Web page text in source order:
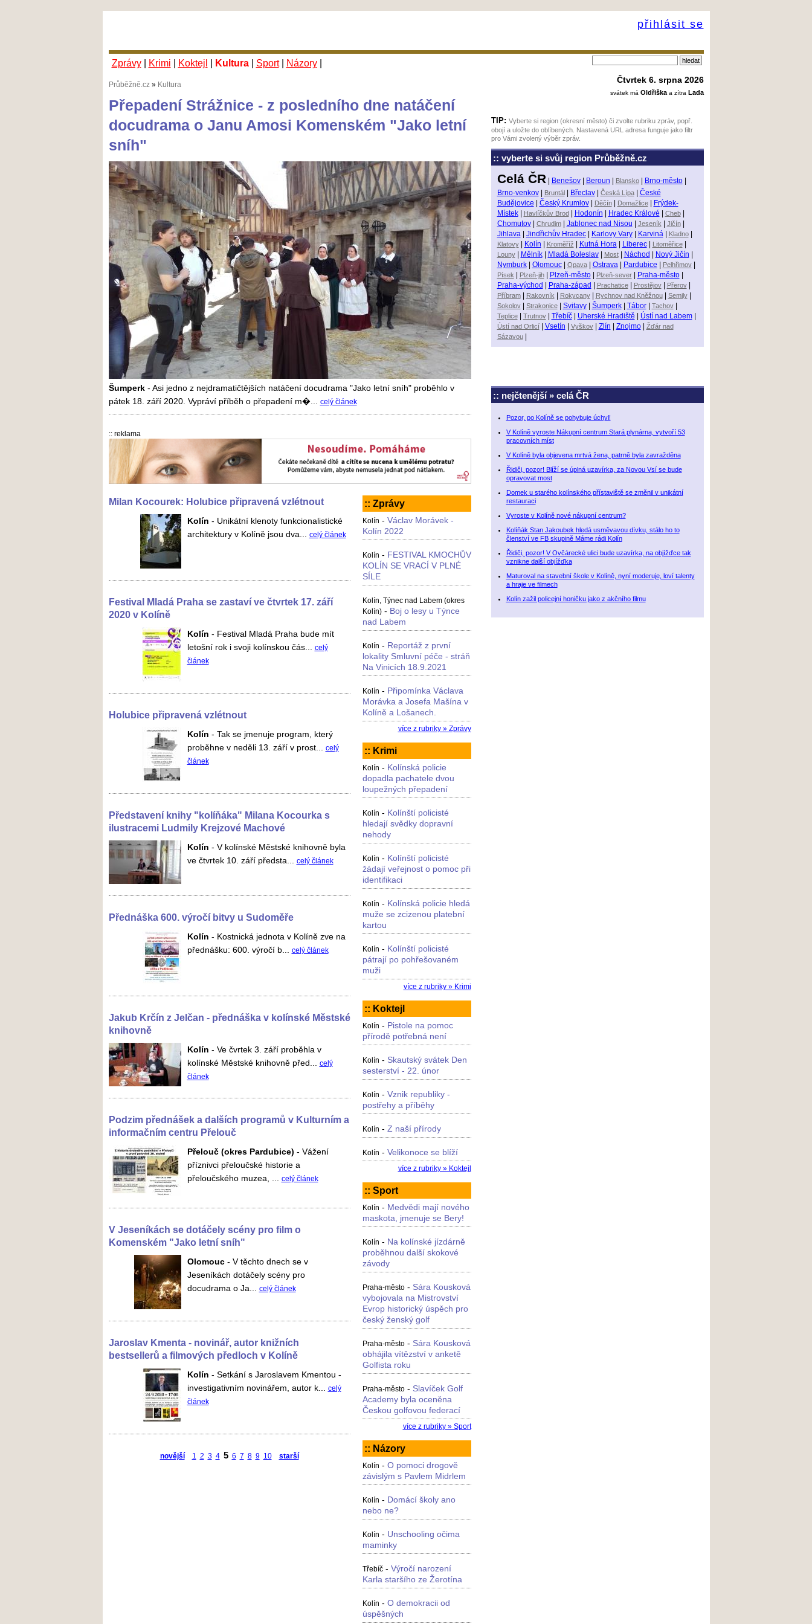
přihlásit se
Zprávy| Krimi | Koktejl | Kultura| Sport| Názory|
Průběžně.cz» Kultura
Přepadení Strážnice - z posledního dne natáčení
docudrama o Janu Amosi Komenském "Jako letní
sníh"
Šumperk - Asi jedno z nejdramatičtějších natáčení docudrama "Jako letní sníh" proběhlo v
pátek 18. září 2020. Vypráví příběh o přepadení m�... celý článek
:: reklama
Milan Kocourek: Holubice připravená vzlétnout
Kolín - Unikátní klenoty funkcionalistické
architektury v Kolíně jsou dva... celý článek
Festival Mladá Praha se zastaví ve čtvrtek 17. září
2020 v Kolíně
Kolín - Festival Mladá Praha bude mít
letošní rok i svoji kolínskou čás... celý
článek
Holubice připravená vzlétnout
Kolín - Tak se jmenuje program, který
proběhne v neděli 13. září v prost... celý
článek
Představení knihy "kolíňáka" Milana Kocourka s
ilustracemi Ludmily Krejzové Machové
Kolín - V kolínské Městské knihovně byla
ve čtvrtek 10. září předsta... celý článek
Přednáška 600. výročí bitvy u Sudoměře
Kolín - Kostnická jednota v Kolíně zve na
přednášku: 600. výročí b... celý článek
Jakub Krčín z Jelčan - přednáška v kolínské Městské
knihovně
Kolín - Ve čvrtek 3. září proběhla v
kolínské Městské knihovně před... celý
článek
Podzim přednášek a dalších programů v Kulturním a
informačním centru Přelouč
Přelouč (okres Pardubice) - Vážení
příznivci přeloučské historie a
přeloučského muzea, ... celý článek
V Jeseníkách se dotáčely scény pro film o
Komenském "Jako letní sníh"
Olomouc - V těchto dnech se v
Jeseníkách dotáčely scény pro
docudrama o Ja... celý článek
Jaroslav Kmenta - novinář, autor knižních
bestsellerů a filmových předloch v Kolíně
Kolín - Setkání s Jaroslavem Kmentou -
investigativním novinářem, autor k... celý
článek
novější 1 2 3 4 5 6 7 8 9 10 starší
:: Zprávy
Kolín - Václav Morávek -
Kolín 2022
Kolín - FESTIVAL KMOCHŮV
KOLÍN SE VRACÍ V PLNÉ
SÍLE
Kolín, Týnec nad Labem (okres
Kolín) - Boj o lesy u Týnce
nad Labem
Kolín - Reportáž z první
lokality Smluvní péče - stráň
Na Vinicích 18.9.2021
Kolín - Připomínka Václava
Morávka a Josefa Mašína v
Kolíně a Lošanech.
více z rubriky » Zprávy
:: Krimi
Kolín - Kolínská policie
dopadla pachatele dvou
loupežných přepadení
Kolín - Kolínští policisté
hledají svědky dopravní
nehody
Kolín - Kolínští policisté
žádají veřejnost o pomoc při
identifikaci
Kolín - Kolínská policie hledá
muže se zcizenou platební
kartou
Kolín - Kolínští policisté
pátrají po pohřešovaném
muži
více z rubriky » Krimi
:: Koktejl
Kolín - Pistole na pomoc
přírodě potřebná není
Kolín - Skautský svátek Den
sesterství - 22. únor
Kolín - Vznik republiky -
postřehy a příběhy
Kolín - Z naší přírody
Kolín - Velikonoce se blíží
více z rubriky » Koktejl
:: Sport
Kolín - Medvědi mají nového
maskota, jmenuje se Bery!
Kolín - Na kolínské jízdárně
proběhnou další skokové
závody
Praha-město - Sára Kousková
vybojovala na Mistrovství
Evrop historický úspěch pro
český ženský golf
Praha-město - Sára Kousková
obhájila vítězství v anketě
Golfista roku
Praha-město - Slavíček Golf
Academy byla oceněna
Českou golfovou federací
více z rubriky » Sport
:: Názory
Kolín - O pomoci drogově
závislým s Pavlem Midrlem
Kolín - Domácí školy ano
nebo ne?
Kolín - Unschooling očima
maminky
Třebíč - Výročí narození
Karla staršího ze Žerotína
Kolín - O demokracii od
úspěšných
Čtvrtek 6. srpna 2026
svátek má Oldřiškaa zítra Lada
TIP: Vyberte si region (okresní město) či zvolte rubriku zpráv, popř.
obojí a uložte do oblíbených. Nastavená URL adresa funguje jako filtr
pro Vámi zvolený výběr zpráv.
:: vyberte si svůj region Průběžně.cz
Celá ČR| Benešov| Beroun Blansko| Brno-město|
Brno-venkov| Bruntál Břeclav| Česká Lípa| České
Budějovice
Český Krumlov| Děčín| Domažlice|
Frýdek-
Místek| Havlíčkův Brod Hodonín Hradec Králové Cheb|
Chomutov| Chrudim| Jablonec nad Nisou Jeseník| Jičín|
Jihlava| Jindřichův Hradec| Karlovy Vary| Karviná| Kladno|
Klatovy| Kolín Kroměříž Kutná Hora| Liberec| Litoměřice|
Louny| Mělník| Mladá Boleslav| Most| Náchod Nový Jičín
Nymburk| Olomouc| Opava| Ostrava| Pardubice Pelhřimov|
Písek| Plzeň-jih| Plzeň-město| Plzeň-sever| Praha-město|
Praha-východ
Praha-západ Prachatice| Prostějov| Přerov|
Příbram| Rakovník| Rokycany| Rychnov nad Kněžnou| Semily|
Sokolov| Strakonice| Svitavy| Šumperk| Tábor| Tachov|
Teplice| Trutnov| Třebíč| Uherské Hradiště Ústí nad Labem|
Ústí nad Orlicí
Vsetín Vyškov| Zlín Znojmo| Žďár nad
Sázavou|
:: nejčtenější » celá ČR
Pozor, po Kolíně se pohybuje úchyl!
V Kolíně vyroste Nákupní centrum Stará plynárna, vytvoří 53
pracovních míst
V Kolíně byla objevena mrtvá žena, patrně byla zavražděna
Řidiči, pozor! Blíží se úplná uzavírka, za Novou Vsí se bude
opravovat most
Domek u starého kolínského přístaviště se změnil v unikátní
restauraci
Vyroste v Kolíně nové nákupní centrum?
Kolíňák Stan Jakoubek hledá usměvavou dívku, stálo ho to
členství ve FB skupině Máme rádi Kolín
Řidiči, pozor! V Ovčárecké ulici bude uzavírka, na objížďce tak
vznikne další objížďka
Maturoval na stavební škole v Kolíně, nyní moderuje, loví talenty
a hraje ve filmech
Kolín zažil policejní honičku jako z akčního filmu